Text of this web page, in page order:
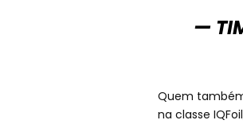
—
Quem
na classe